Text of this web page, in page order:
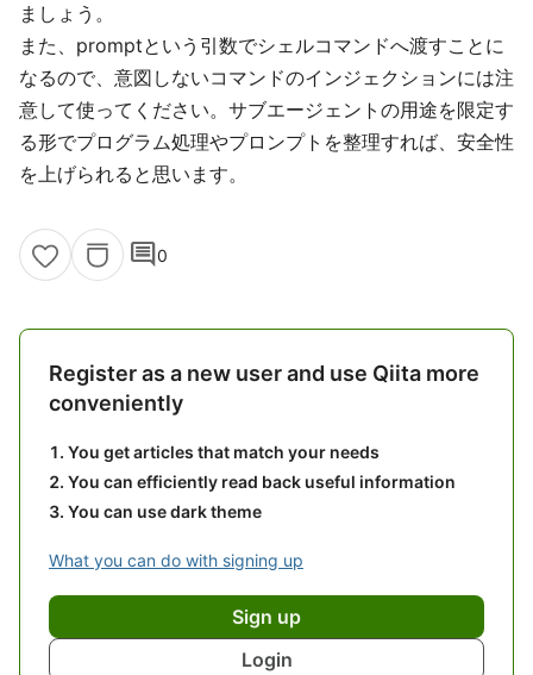
ましょう。
また、promptという引数でシェルコマンドへ渡すことに
なるので、意図しないコマンドのインジェクションには注
意して使ってください。サブエージェントの用途を限定す
る形でプログラム処理やプロンプトを整理すれば、安全性
を上げられると思います。
comment0
Register as a new user and use Qiita more
conveniently
You get articles that match your needs
You can efficiently read back useful information
You can use dark theme
What you can do with signing up
Sign up
Login